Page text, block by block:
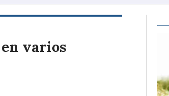
varios